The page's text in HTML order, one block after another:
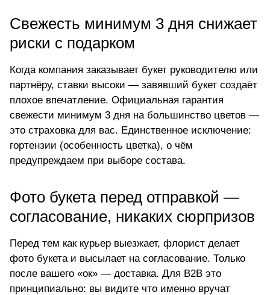
Свежесть минимум 3 дня снижает
риски с подарком
Когда компания заказывает букет руководителю или
партнёру, ставки высоки — завявший букет создаёт
плохое впечатление. Официальная гарантия
свежести минимум 3 дня на большинство цветов —
это страховка для вас. Единственное исключение:
гортензии (особенность цветка), о чём
предупреждаем при выборе состава.
Фото букета перед отправкой —
согласование, никаких сюрпризов
Перед тем как курьер выезжает, флорист делает
фото букета и высылает на согласование. Только
после вашего «ок» — доставка. Для B2B это
принципиально: вы видите что именно вручат